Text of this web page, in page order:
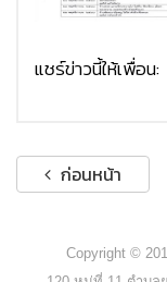
แชร์ข่าวนี้ให้เพื่อน:
ก่อนหน้า
Copyright ©